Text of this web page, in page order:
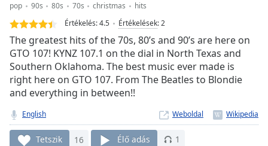
Loaded:
0.00%
Stream
TypeLIVE
Seek to
live,
currently
behind
Remaining
Time-
pop 90s 80s 70s christmas
hits
Értékelés:4.5 Értékelések:2
The greatest hits of the 70s, 80’s and 90’s are here on
GTO 107! KYNZ 107.1 on the dial in North Texas and
Southern Oklahoma. The best music ever made is
right here on GTO 107. From The Beatles to Blondie
and everything in between!!
English Weboldal
Tetszik 16 Élő adás 1